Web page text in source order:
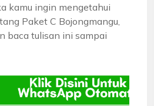
kamu ingin mengetahui
Paket C Bojongmangu,
baca tulisan ini sampai